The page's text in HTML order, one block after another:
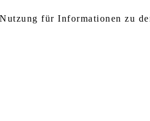
für Informationen zu